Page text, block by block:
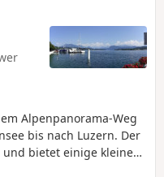
Alpenpanorama-Weg
bis nach Luzern. Der
bietet einige kleine